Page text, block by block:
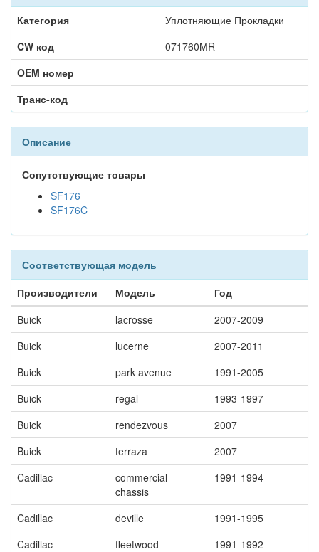
Категория
Уплотняющие Прокладки
CW код
071760MR
OEM номер
Транс-код
Описание
Сопутствующие товары
SF176
SF176C
Соответствующая модель
Производители
Модель
Год
Buick
lacrosse
2007-2009
Buick
lucerne
2007-2011
Buick
park avenue
1991-2005
Buick
regal
1993-1997
Buick
rendezvous
2007
Buick
terraza
2007
Cadillac
commercial
chassis
1991-1994
Cadillac deville
1991-1995
Cadillac
fleetwood
1991-1992